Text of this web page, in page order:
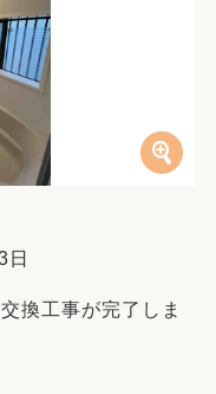
日
換工事が完了しま